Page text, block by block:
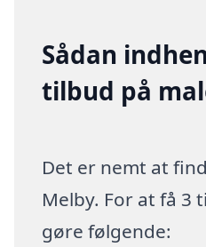
Sådan
tilbud på
Det er nemt at
Melby. For at få 3
gøre følgende: